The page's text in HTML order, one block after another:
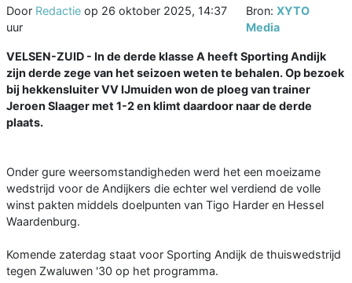
Door Redactie op 26 oktober 2025, 14:37
uur
Bron:XYTO
Media
VELSEN-ZUID - In de derde klasse A heeft Sporting Andijk
zijn derde zege van het seizoen weten te behalen. Op bezoek
bij hekkensluiter VV IJmuiden won de ploeg van trainer
Jeroen Slaager met 1-2 en klimt daardoor naar de derde
plaats.
Onder gure weersomstandigheden werd het een moeizame
wedstrijd voor de Andijkers die echter wel verdiend de volle
winst pakten middels doelpunten van Tigo Harder en Hessel
Waardenburg.
Komende zaterdag staat voor Sporting Andijk de thuiswedstrijd
tegen Zwaluwen '30 op het programma.